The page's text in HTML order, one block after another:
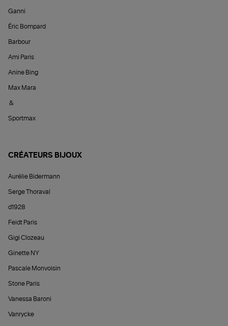
Ganni
Éric Bompard
Barbour
Ami Paris
Anine Bing
Max Mara
&
Sportmax
CRÉATEURS BIJOUX
Aurélie Bidermann
Serge Thoraval
d1928
Feidt Paris
Gigi Clozeau
Ginette NY
Pascale Monvoisin
Stone Paris
Vanessa Baroni
Vanrycke